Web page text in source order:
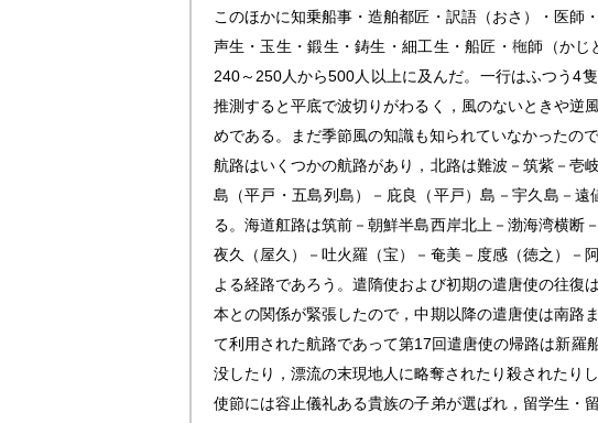
このほかに知乗船事・造舶都匠・訳語（おさ）・医
声生・玉生・鍛生・鋳生・細工生・船匠・
師（かじ
240～250人から500人以上に及んだ。一行はふつう4
推測すると平底で波切りがわるく，風のないときや逆
めである。まだ季節風の知識も知られていなかったの
航路はいくつかの航路があり，北路は難波－筑紫－壱
島（平戸・五島列島）－庇良（平戸）島－宇久島－
る。海道舡路は筑前－朝鮮半島西岸北上－渤海湾横断
夜久（屋久）－吐火羅（宝）－奄美－度感（徳之）－
よる経路であろう。遣隋使および初期の遣唐使の往復
本との関係が緊張したので，中期以降の遣唐使は南路
て利用された航路であって第17回遣唐使の帰路は新
没したり，漂流の末現地人に略奪されたり殺されたり
使節には容止儀礼ある貴族の子弟が選ばれ，留学生・